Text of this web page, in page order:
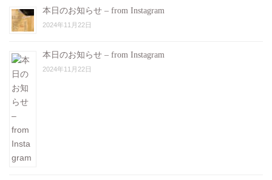
本日のお知らせ – from Instagram
2024年11月22日
本日のお知らせ – from Instagram
2024年11月22日